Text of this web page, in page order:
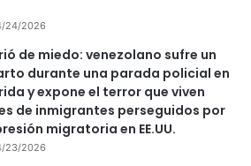
24/2026
de miedo: venezolano sufre un
durante una parada policial en
y expone el terror que viven
de inmigrantes perseguidos por
migratoria en EE.UU.
23/2026